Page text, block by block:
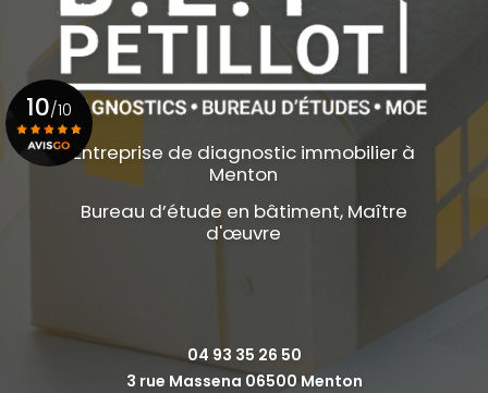
Entreprise de diagnostic immobilier à
Menton
Bureau d’étude en bâtiment, Maître
d'œuvre
04 93 35 26 50
3 rue Massena 06500 Menton
10/10
Voir le certificat